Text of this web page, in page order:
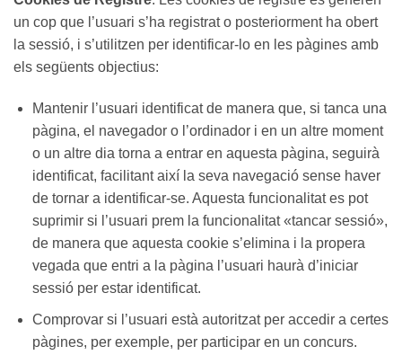
un cop que l’usuari s’ha registrat o posteriorment ha obert
la sessió, i s’utilitzen per identificar-lo en les pàgines amb
els següents objectius:
Mantenir l’usuari identificat de manera que, si tanca una
pàgina, el navegador o l’ordinador i en un altre moment
o un altre dia torna a entrar en aquesta pàgina, seguirà
identificat, facilitant així la seva navegació sense haver
de tornar a identificar-se. Aquesta funcionalitat es pot
suprimir si l’usuari prem la funcionalitat «tancar sessió»,
de manera que aquesta cookie s’elimina i la propera
vegada que entri a la pàgina l’usuari haurà d’iniciar
sessió per estar identificat.
Comprovar si l’usuari està autoritzat per accedir a certes
pàgines, per exemple, per participar en un concurs.